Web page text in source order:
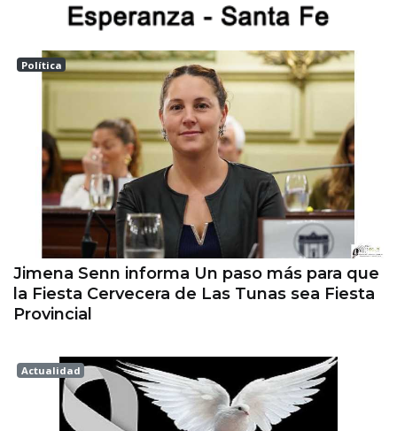
Política
Las tunas
Jimena Senn informa Un paso más para que
la Fiesta Cervecera de Las Tunas sea Fiesta
Provincial
Actualidad
Esperanza